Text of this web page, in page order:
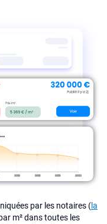
par les notaires (la
m² dans toutes les